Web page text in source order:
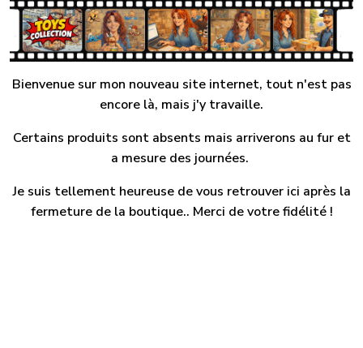
Bienvenue sur mon nouveau site internet, tout n'est pas
encore là, mais j'y travaille.
Certains produits sont absents mais arriverons au fur et
a mesure des journées.
Je suis tellement heureuse de vous retrouver ici après la
fermeture de la boutique.. Merci de votre fidélité !